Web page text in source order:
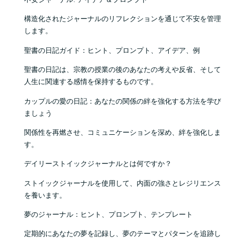
構造化されたジャーナルのリフレクションを通じて不安を管理
します。
聖書の日記ガイド：ヒント、プロンプト、アイデア、例
聖書の日記は、宗教の授業の後のあなたの考えや反省、そして
人生に関連する感情を保持するものです。
カップルの愛の日記：あなたの関係の絆を強化する方法を学び
ましょう
関係性を再燃させ、コミュニケーションを深め、絆を強化しま
す。
デイリーストイックジャーナルとは何ですか？
ストイックジャーナルを使用して、内面の強さとレジリエンス
を養います。
夢のジャーナル：ヒント、プロンプト、テンプレート
定期的にあなたの夢を記録し、夢のテーマとパターンを追跡し